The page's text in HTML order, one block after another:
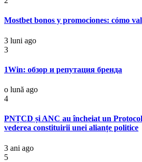
Mostbet bonos y promociones: cómo
3 luni ago
3
1Win: обзор и репутация бренда
o lună ago
4
PNȚCD și ANC au încheiat un
vederea constituirii unei alianțe politice
3 ani ago
5